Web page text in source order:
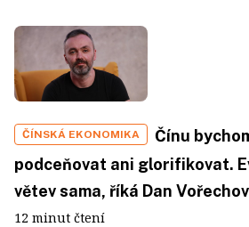
ČÍNSKÁ EKONOMIKA
Čínu
podceňovat ani glorifikovat.
větev sama, říká Dan
12 minut čtení